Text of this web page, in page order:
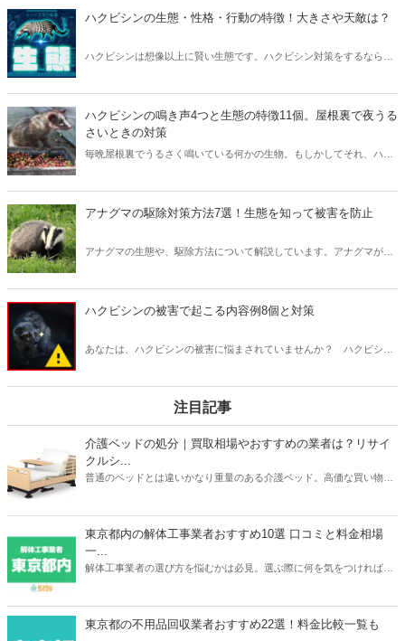
治をしましょう！
ハクビシンの生態・性格・行動の特徴！大きさや天敵は？
ハクビシンは想像以上に賢い生態です。ハクビシン対策をするなら、
ご紹介します。
ハクビシンの鳴き声4つと生態の特徴11個。屋根裏で夜うる
さいときの対策
毎晩屋根裏でうるさく鳴いている何かの生物。もしかしてそれ、ハク
こでは、そんなハクビシンの特徴や駆除法などさまざまな角度から徹
底紹介！ぜひ参考にしてください。
アナグマの駆除対策方法7選！生態を知って被害を防止
アナグマの生態や、駆除方法について解説しています。アナグマが好
だ場合の相場についても説明しています。
ハクビシンの被害で起こる内容例8個と対策
あなたは、ハクビシンの被害に悩まされていませんか？ ハクビシン
注目記事
介護ベッドの処分｜買取相場やおすすめの業者は？リサイ
クルシ...
普通のベッドとは違いかなり重量のある介護ベッド。高価な買い物だ
相場や、おすすめの買取業者3つを紹介。リサイクルショップでの査
らいで売れるのか？確認してみてください。
東京都内の解体工事業者おすすめ10選 口コミと料金相場
一...
解体工事業者の選び方を悩むかは必見。選ぶ際に何を気をつければ良
で、しっかりと慎重に選べるよう準備しましょう。
東京都の不用品回収業者おすすめ22選！料金比較一覧も